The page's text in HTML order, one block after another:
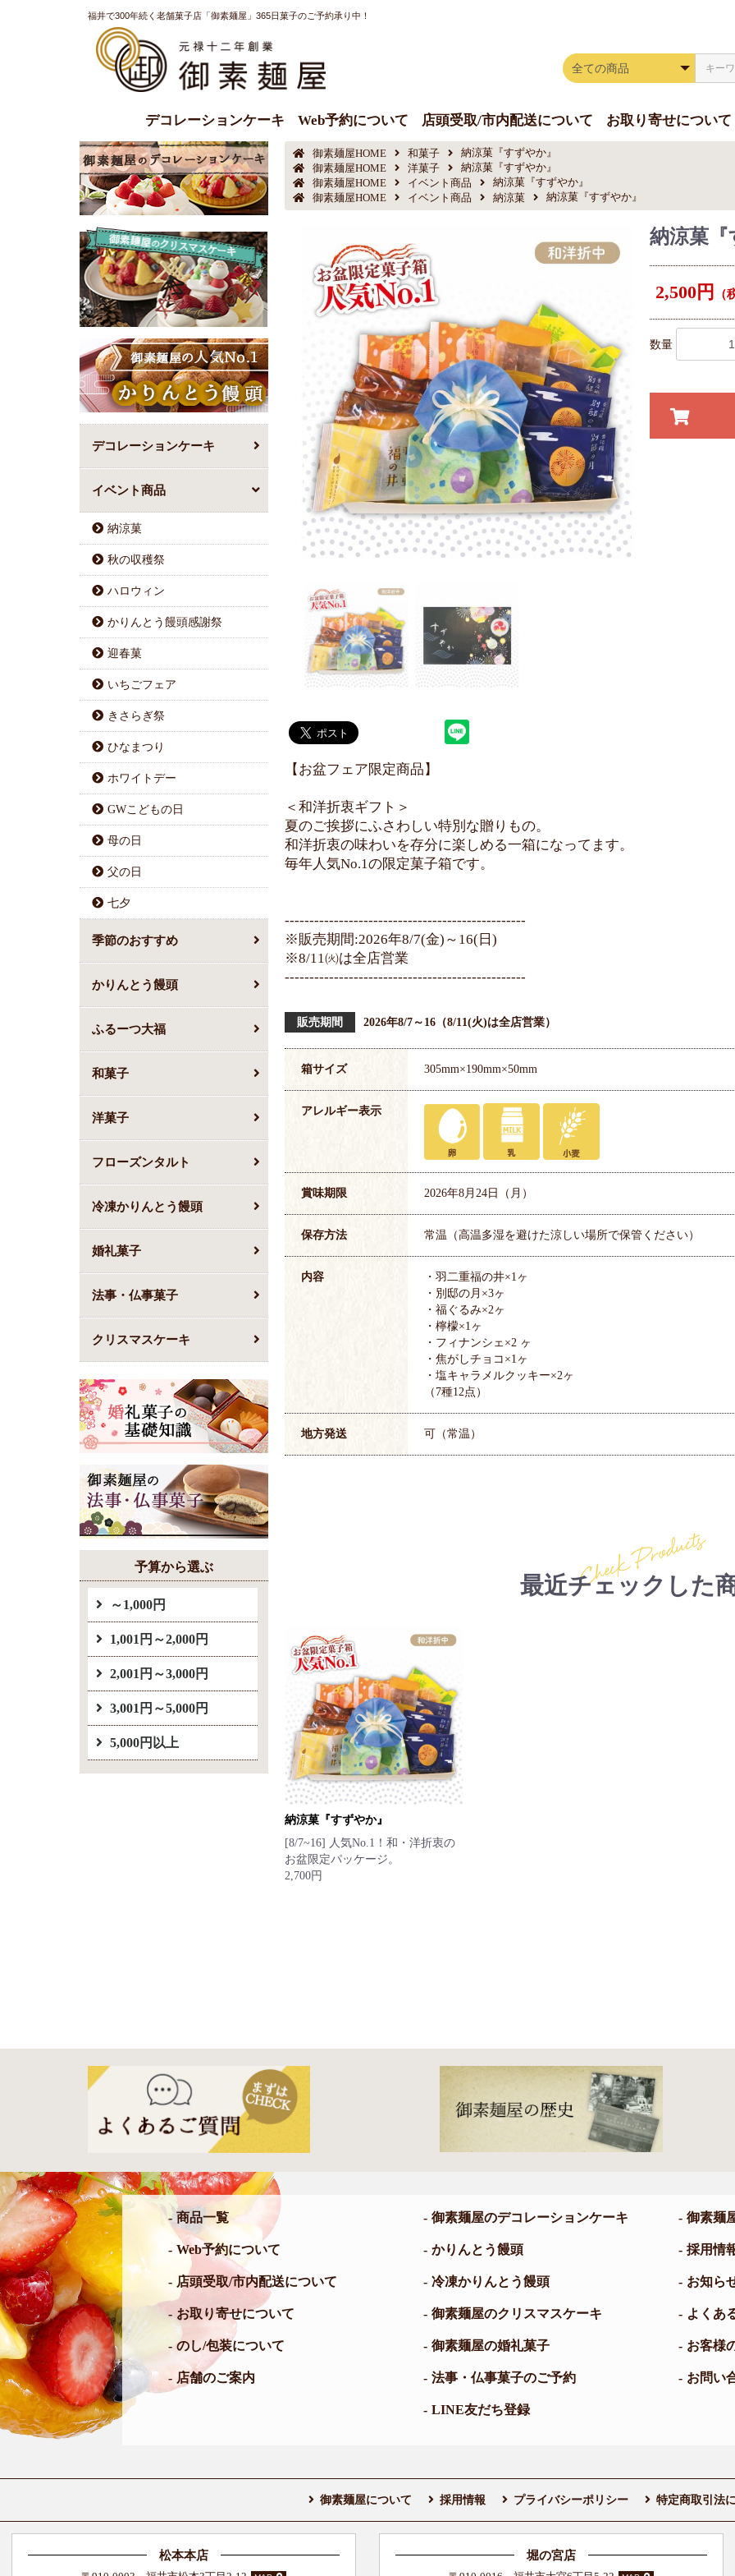
福井で300年続く老舗菓子店「御素麺屋」365日菓子のご予約承り中！
デコレーションケーキ Web予約について 店頭受取/市内配送について お取り寄せについて
デコレーションケーキ
イベント商品
納涼菓
秋の収穫祭
ハロウィン
かりんとう饅頭感謝祭
迎春菓
いちごフェア
きさらぎ祭
ひなまつり
ホワイトデー
GWこどもの日
母の日
父の日
七夕
季節のおすすめ
かりんとう饅頭
ふるーつ大福
和菓子
洋菓子
フローズンタルト
冷凍かりんとう饅頭
婚礼菓子
法事・仏事菓子
クリスマスケーキ
予算から選ぶ
～1,000円
1,001円～2,000円
2,001円～3,000円
3,001円～5,000円
5,000円以上
御素麺屋HOME 和菓子
納涼菓『すずやか』
御素麺屋HOME
洋菓子
納涼菓『すずやか』
御素麺屋HOME
イベント商品
納涼菓『すずやか』
御素麺屋HOME
イベント商品 納涼菓 納涼菓『すずやか』
納涼菓
2,500円 （
数量
【お盆フェア限定商品】
＜和洋折衷ギフト＞
夏のご挨拶にふさわしい特別な贈りもの。
和洋折衷の味わいを存分に楽しめる一箱になってます。
毎年人気No.1の限定菓子箱です。
-------------------------------------------------
※販売期間:2026年8/7(金)～16(日)
※8/11㈫は全店営業
-------------------------------------------------
販売期間 2026年8/7～16（8/11(火)は全店営業）
箱サイズ 305mm×190mm×50mm
アレルギー表示
賞味期限 2026年8月24日（月）
保存方法 常温（高温多湿を避けた涼しい場所で保管ください）
内容
・羽二重福の井×1ヶ
・別邸の月×3ヶ
・福ぐるみ×2ヶ
・檸檬×1ヶ
・フィナンシェ×2 ヶ
・焦がしチョコ×1ヶ
・塩キャラメルクッキー×2ヶ
（7種12点）
地方発送 可（常温）
Check Products
最近チェックした
納涼菓『すずやか』
[8/7~16] 人気No.1！和・洋折衷の
お盆限定パッケージ。
2,700円
商品一覧
Web予約について
店頭受取/市内配送について
お取り寄せについて
のし/包装について
店舗のご案内
御素麺屋のデコレーションケーキ
かりんとう饅頭
冷凍かりんとう饅頭
御素麺屋のクリスマスケーキ
御素麺屋の婚礼菓子
法事・仏事菓子のご予約
LINE友だち登録
御素麺
採用情
お知ら
よくあ
お客様
お問い
御素麺屋について 採用情報 プライバシーポリシー 特定商取引法
松本本店 堀の宮店